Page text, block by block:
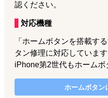
認ください。
対応機種
「ホームボタンを搭載す
タン修理に対応していま
iPhone第2世代もホームボ
ホームボタン